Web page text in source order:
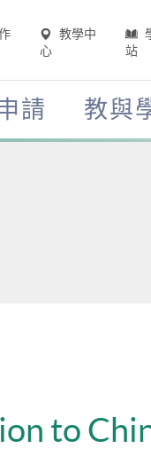
教學中
心
站
請 教與
to